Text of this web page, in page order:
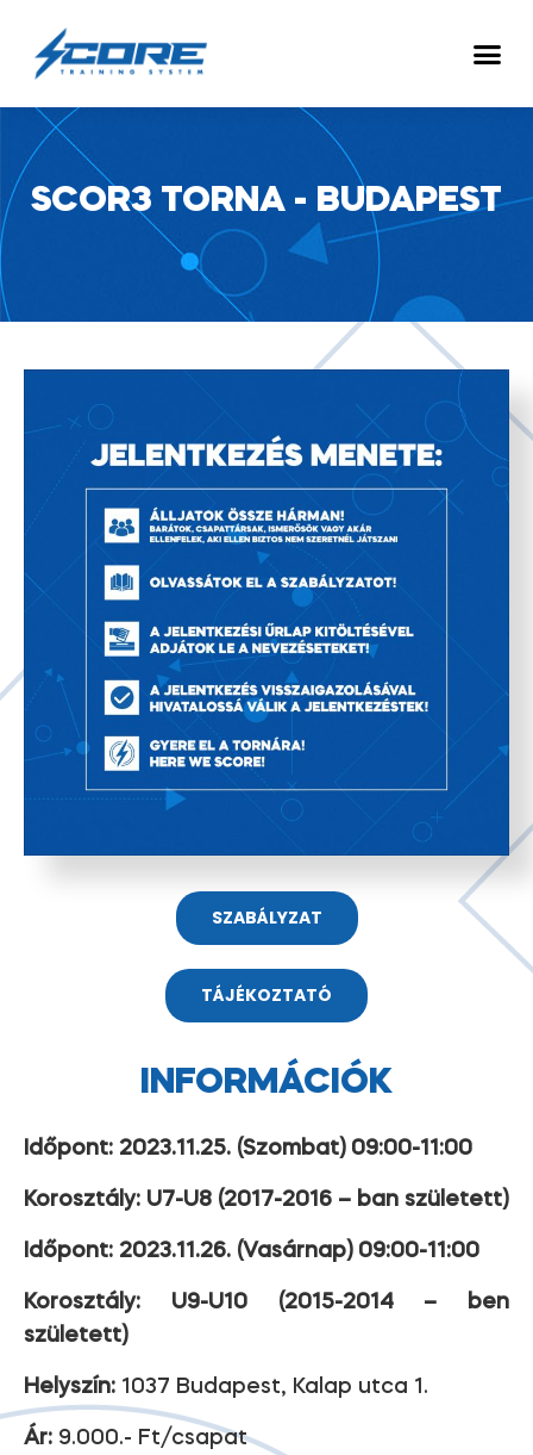
SCOR3 TORNA - BUDAPEST
SZABÁLYZAT
TÁJÉKOZTATÓ
INFORMÁCIÓK
Időpont: 2023.11.25. (Szombat) 09:00-11:00
Korosztály: U7-U8 (2017-2016 – ban született)
Időpont: 2023.11.26. (Vasárnap) 09:00-11:00
Korosztály: U9-U10 (2015-2014 – ben
született)
Helyszín: 1037 Budapest, Kalap utca 1.
Ár: 9.000.- Ft/csapat